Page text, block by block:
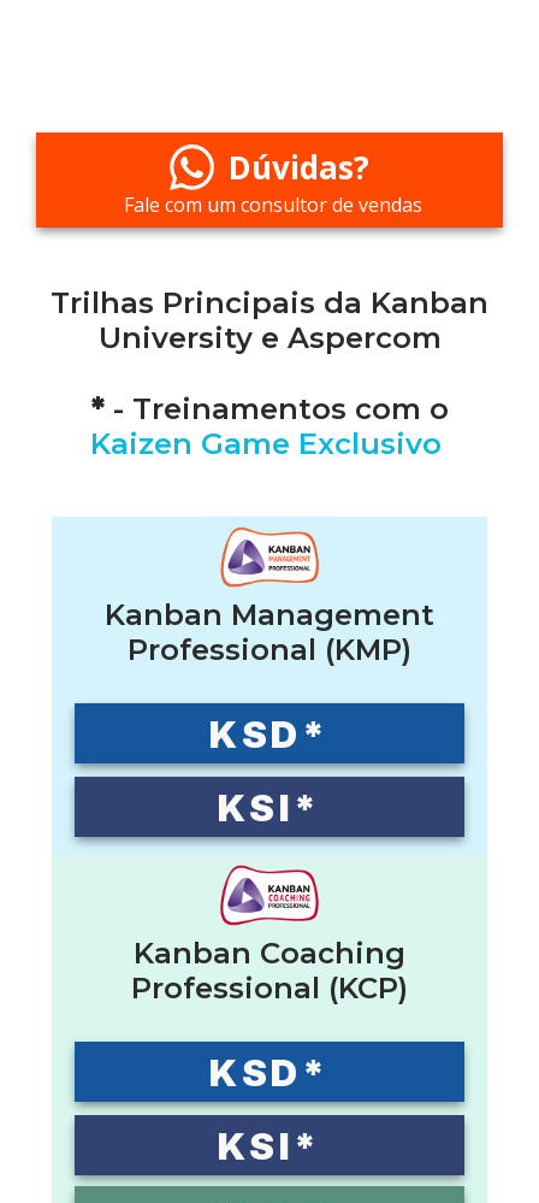
Dúvidas?
Fale com um consultor de vendas
Trilhas Principais da Kanban
University e Aspercom
*- Treinamentos com o
Kaizen Game Exclusivo
Kanban Management
Professional (KMP)
KSD*
KSI*
Kanban Coaching
Professional (KCP)
KSD*
KSI*